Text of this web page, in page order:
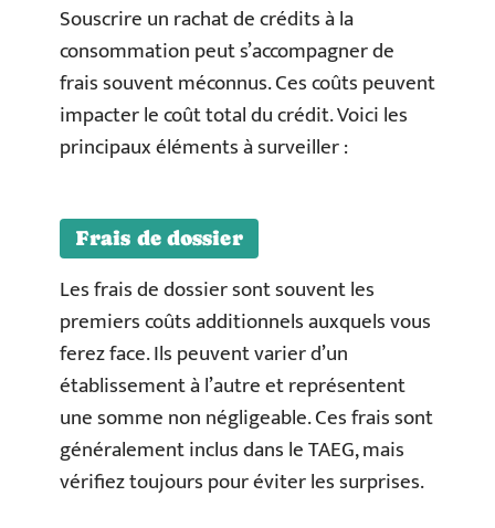
Souscrire un rachat de crédits à la
consommation peut s’accompagner de
frais souvent méconnus. Ces coûts peuvent
impacter le coût total du crédit. Voici les
principaux éléments à surveiller :
Frais de dossier
Les frais de dossier sont souvent les
premiers coûts additionnels auxquels vous
ferez face. Ils peuvent varier d’un
établissement à l’autre et représentent
une somme non négligeable. Ces frais sont
généralement inclus dans le TAEG, mais
vérifiez toujours pour éviter les surprises.